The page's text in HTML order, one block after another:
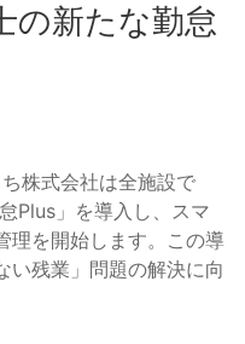
の新たな勤怠
株式会社は全施設で
Plus」を導入し、スマ
理を開始します。この導
い残業」問題の解決に向